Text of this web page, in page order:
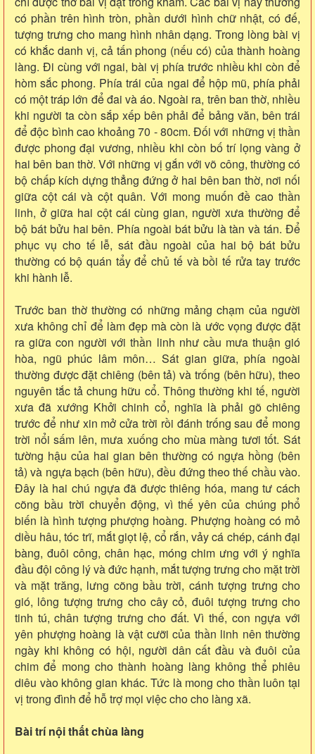
có phần trên hình tròn, phần dưới hình chữ nhật, có đế,
tượng trưng cho mang hình nhân dạng. Trong lòng bài vị
có khắc danh vị, cả tấn phong (nếu có) của thành hoàng
làng. Đi cùng với ngai, bài vị phía trước nhiều khi còn để
hòm sắc phong. Phía trái của ngai để hộp mũ, phía phải
có một tráp lớn để đai và áo. Ngoài ra, trên ban thờ, nhiều
khi người ta còn sắp xếp bên phải để bảng văn, bên trái
để độc bình cao khoảng 70 - 80cm. Đối với những vị thần
được phong đại vương, nhiều khi còn bố trí lọng vàng ở
hai bên ban thờ. Với những vị gắn với võ công, thường có
bộ chấp kích dựng thẳng đứng ở hai bên ban thờ, nơi nối
giữa cột cái và cột quân. Với mong muốn đề cao thần
linh, ở giữa hai cột cái cùng gian, người xưa thường để
bộ bát bửu hai bên. Phía ngoài bát bửu là tàn và tán. Để
phục vụ cho tế lễ, sát đầu ngoài của hai bộ bát bửu
thường có bộ quán tẩy để chủ tế và bồi tế rửa tay trước
khi hành lễ.
Trước ban thờ thường có những mảng chạm của người
xưa không chỉ để làm đẹp mà còn là ước vọng được đặt
ra giữa con người với thần linh như cầu mưa thuận gió
hòa, ngũ phúc lâm môn… Sát gian giữa, phía ngoài
thường được đặt chiêng (bên tả) và trống (bên hữu), theo
nguyên tắc tả chung hữu cổ. Thông thường khi tế, người
xưa đã xướng Khởi chinh cổ, nghĩa là phải gõ chiêng
trước để như xin mở cửa trời rồi đánh trống sau để mong
trời nổi sấm lên, mưa xuống cho mùa màng tươi tốt. Sát
tường hậu của hai gian bên thường có ngựa hồng (bên
tả) và ngựa bạch (bên hữu), đều đứng theo thế chầu vào.
Đây là hai chú ngựa đã được thiêng hóa, mang tư cách
cõng bầu trời chuyển động, vì thế yên của chúng phổ
biến là hình tượng phượng hoàng. Phượng hoàng có mỏ
diều hâu, tóc trĩ, mắt giọt lệ, cổ rắn, vảy cá chép, cánh đại
bàng, đuôi công, chân hạc, móng chim ưng với ý nghĩa
đầu đội công lý và đức hạnh, mắt tượng trưng cho mặt trời
và mặt trăng, lưng cõng bầu trời, cánh tượng trưng cho
gió, lông tượng trưng cho cây cỏ, đuôi tượng trưng cho
tinh tú, chân tượng trưng cho đất. Vì thế, con ngựa với
yên phượng hoàng là vật cưỡi của thần linh nên thường
ngày khi không có hội, người dân cất đầu và đuôi của
chim để mong cho thành hoàng làng không thể phiêu
diêu vào không gian khác. Tức là mong cho thần luôn tại
vị trong đình để hỗ trợ mọi việc cho cho làng xã.
Bài trí nội thất chùa làng